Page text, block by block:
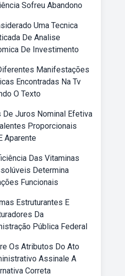
Sofreu Abandono
Uma Tecnica
De Analise
De Investimento
Manifestações
Encontradas Na Tv
O Texto
De Juros Nominal Efetiva
Proporcionais
Aparente
Das Vitaminas
Determina
Funcionais
Estruturantes E
Da
Pública Federal
Os Atributos Do Ato
Assinale A
Correta